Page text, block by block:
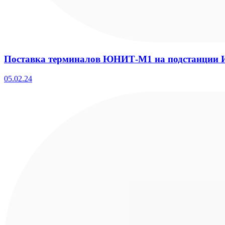
Поставка терминалов ЮНИТ-М1 на подстанции
05.02.24